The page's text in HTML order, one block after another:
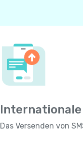
Internationale
Das Versenden von